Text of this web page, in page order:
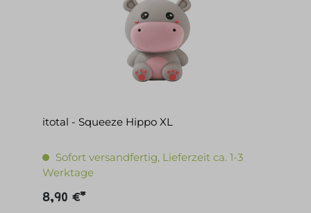
itotal - Squeeze Hippo XL
Sofort versandfertig, Lieferzeit ca. 1-3
Werktage
8,90 €*